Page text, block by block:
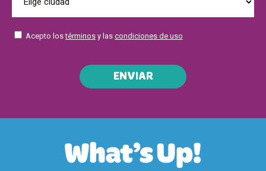
Acepto lostérminos y las condiciones de uso
ENVIAR